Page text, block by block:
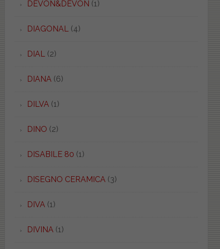
DEVON&DEVON (1)
DIAGONAL (4)
DIAL (2)
DIANA (6)
DILVA (1)
DINO (2)
DISABILE 80 (1)
DISEGNO CERAMICA (3)
DIVA (1)
DIVINA (1)